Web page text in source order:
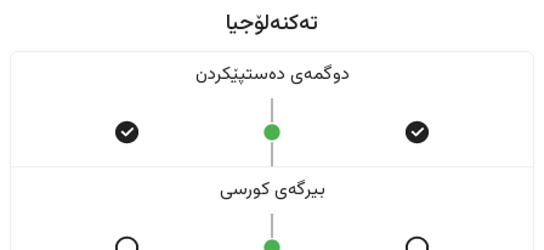
تەکنەلۆجیا
دوگمەی دەستپێکردن
بیرگەی کورسی